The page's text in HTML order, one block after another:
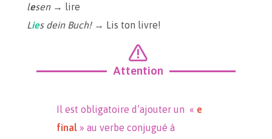
lesen→ lire
Lies dein Buch!→ Lis ton livre!
Attention
Il est obligatoire d’ajouter un « e
final» au verbe conjugué à